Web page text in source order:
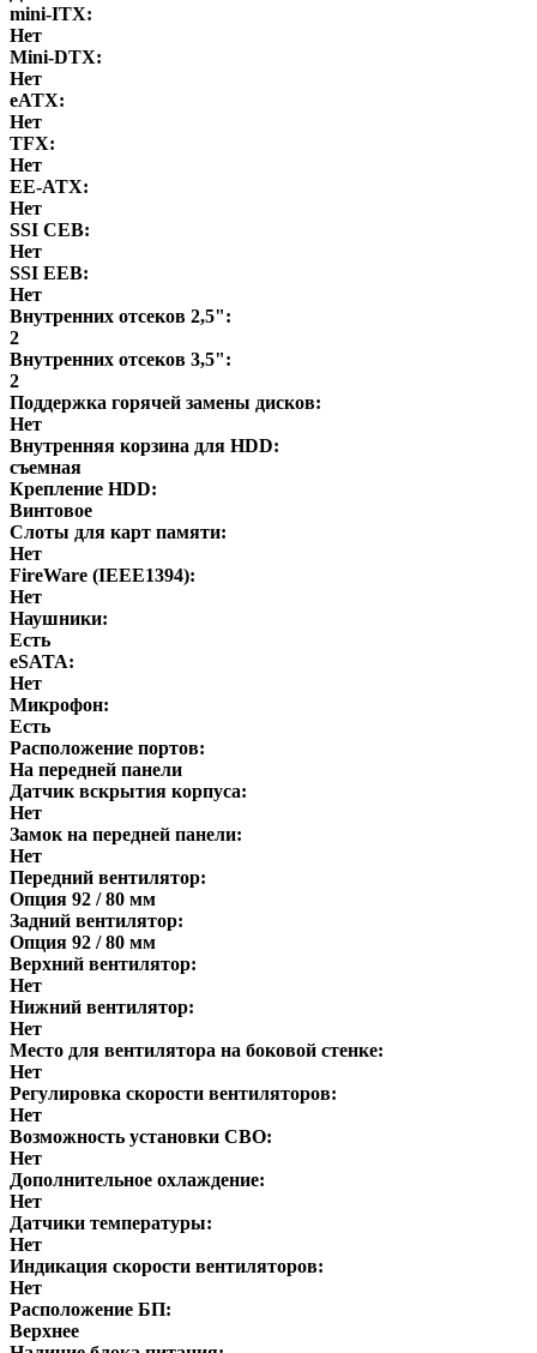
mini-ITX:
Нет
Mini-DTX:
Нет
eATX:
Нет
ТFХ:
Нет
EE-ATX:
Нет
SSI CEB:
Нет
SSI EEB:
Нет
Внутренних отсеков 2,5":
2
Внутренних отсеков 3,5":
2
Поддержка горячей замены дисков:
Нет
Внутренняя корзина для HDD:
съемная
Крепление HDD:
Винтовое
Слоты для карт памяти:
Нет
FireWare (IEEE1394):
Нет
Наушники:
Есть
eSATA:
Нет
Микрофон:
Есть
Расположение портов:
На передней панели
Датчик вскрытия корпуса:
Нет
Замок на передней панели:
Нет
Передний вентилятор:
Опция 92 / 80 мм
Задний вентилятор:
Опция 92 / 80 мм
Верхний вентилятор:
Нет
Нижний вентилятор:
Нет
Место для вентилятора на боковой стенке:
Нет
Регулировка скорости вентиляторов:
Нет
Возможность установки СВО:
Нет
Дополнительное охлаждение:
Нет
Датчики температуры:
Нет
Индикация скорости вентиляторов:
Нет
Расположение БП:
Верхнее